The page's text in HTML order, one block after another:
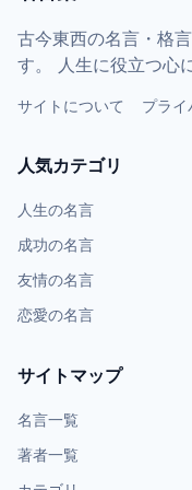
古今東西の名言・格
す。 人生に役立つ心
サイトについて プライ
人気カテゴリ
人生の名言
成功の名言
友情の名言
恋愛の名言
サイトマップ
名言一覧
著者一覧